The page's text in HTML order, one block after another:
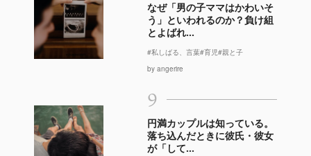
なぜ「男の子ママはかわいそ
う」といわれるのか？負け組
とよばれ...
#私しばる、言葉#育児#親と子
by angerire
9
円満カップルは知っている。
落ち込んだときに彼氏・彼女
が「して...